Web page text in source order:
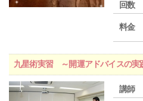
回数
料金
九星術実習 ～開運アドバイスの実
講師